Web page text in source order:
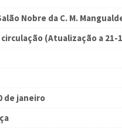
Nobre da C. M.
(Atualização a 21-
de janeiro